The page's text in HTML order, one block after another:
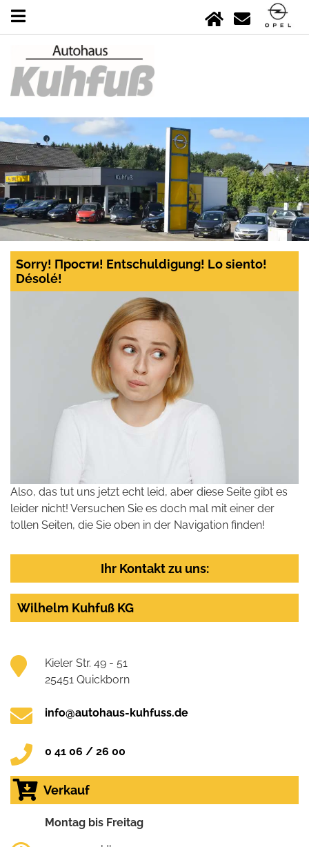
Sorry! Прости! Entschuldigung! Lo siento!
Désolé!
Also, das tut uns jetzt echt leid, aber diese Seite gibt es
leider nicht! Versuchen Sie es doch mal mit einer der
tollen Seiten, die Sie oben in der Navigation finden!
Ihr Kontakt zu uns:
Wilhelm Kuhfuß KG
Kieler Str. 49 - 51
25451 Quickborn
info@autohaus-kuhfuss.de
0 41 06 / 26 00
Verkauf
Montag bis Freitag